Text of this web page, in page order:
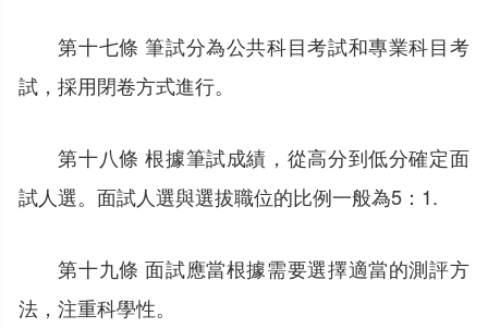
第十七條 筆試分為公共科目考試和專業科目考
試，採用閉卷方式進行。
第十八條 根據筆試成績，從高分到低分確定面
試人選。面試人選與選拔職位的比例一般為5：1.
第十九條 面試應當根據需要選擇適當的測評方
法，注重科學性。